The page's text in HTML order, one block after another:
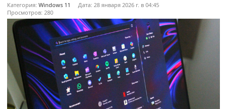
Категория: Windows 11
Дата: 28 января 2026 г. в 04:45
Просмотров: 280